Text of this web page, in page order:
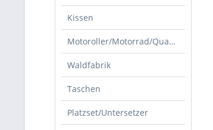
Kissen
Motoroller/Motorrad/Quad/Zubehör
Waldfabrik
Taschen
Platzset/Untersetzer